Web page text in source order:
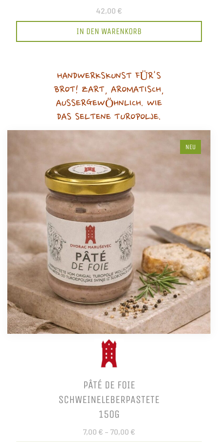
42,00 €
IN DEN WARENKORB
HANDWERKSKUNST FÜR'S
BROT! ZART, AROMATISCH,
AUSSERGEWÖHNLICH. WIE
DAS SELTENE TUROPOLJE.
NEU
PÂTÉ DE FOIE
SCHWEINELEBERPASTETE
150G
7,00 € – 70,00 €